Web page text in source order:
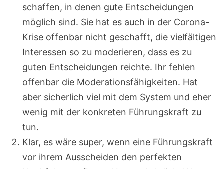
schaffen, in denen gute Entscheidungen
möglich sind. Sie hat es auch in der Corona-
Krise offenbar nicht geschafft, die vielfältigen
Interessen so zu moderieren, dass es zu
guten Entscheidungen reichte. Ihr fehlen
offenbar die Moderationsfähigkeiten. Hat
aber sicherlich viel mit dem System und eher
wenig mit der konkreten Führungskraft zu
tun.
Klar, es wäre super, wenn eine Führungskraft
vor ihrem Ausscheiden den perfekten